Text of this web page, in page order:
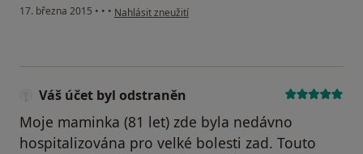
17. března 2015 • • • podle názoru uživatele Váš účet byl odstraněn
Nahlásit zneužití
Váš účet byl odstraněn
Moje maminka (81 let) zde byla nedávno
hospitalizována pro velké bolesti zad. Touto